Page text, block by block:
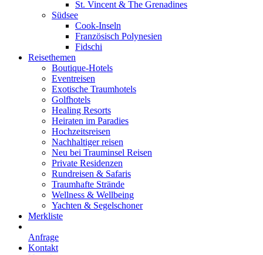
St. Vincent & The Grenadines
Südsee
Cook-Inseln
Französisch Polynesien
Fidschi
Reisethemen
Boutique-Hotels
Eventreisen
Exotische Traumhotels
Golfhotels
Healing Resorts
Heiraten im Paradies
Hochzeitsreisen
Nachhaltiger reisen
Neu bei Trauminsel Reisen
Private Residenzen
Rundreisen & Safaris
Traumhafte Strände
Wellness & Wellbeing
Yachten & Segelschoner
Merkliste
Anfrage
Kontakt